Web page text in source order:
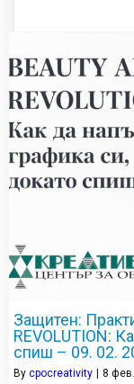
Защитен:
REVOLUTION:
спиш – 09. 02.
By cpocreativity 8